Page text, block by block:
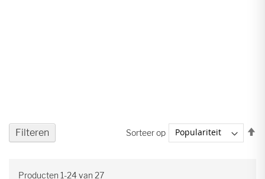
Producten 1-24van 27
Sorteer op
Filteren